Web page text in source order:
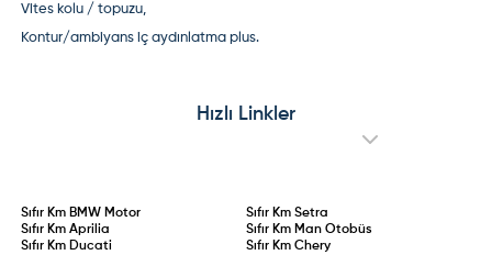
Vites kolu / topuzu,
Kontur/ambiyans iç aydınlatma plus.
Hızlı Linkler
Sıfır Km BMW Motor Sıfır Km Setra
Sıfır KmAprilia Sıfır Km Man Otobüs
Sıfır Km Ducati Sıfır Km Chery